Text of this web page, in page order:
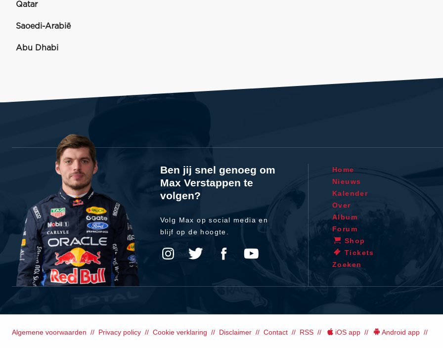
Qatar
Saoedi-Arabië
Abu Dhabi
Ben jij snel genoeg om
Max Verstappen te
volgen?
Volg Max op social media en
blijf op de hoogte.
Home
Nieuws
Kalender
Over
Album
Forum
Shop
Tickets
Zoeken
Algemene voorwaarden Privacy policy Cookie verklaring Disclaimer Contact RSS iOS app Android app